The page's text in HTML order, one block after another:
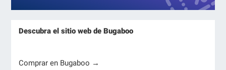
Descubra el sitio web de Bugaboo
Comprar en Bugaboo →